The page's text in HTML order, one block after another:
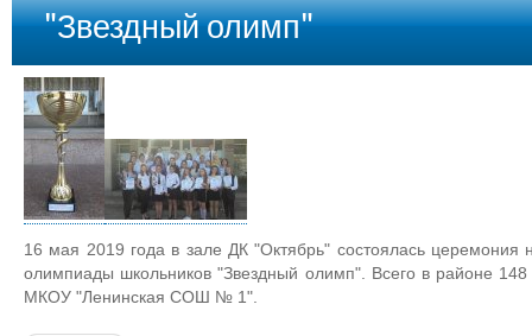
"Звездный олимп"
16 мая 2019 года в зале ДК "Октябрь" состоялась церемония
олимпиады школьников "Звездный олимп". Всего в районе
МКОУ "Ленинская СОШ № 1".